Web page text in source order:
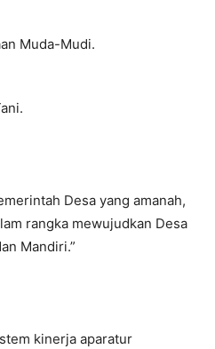
Muda-Mudi.
Desa yang amanah,
rangka mewujudkan Desa
Mandiri.”
kinerja aparatur